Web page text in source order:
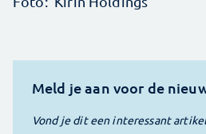
Meld je aan voor de
Vond je dit een interessant